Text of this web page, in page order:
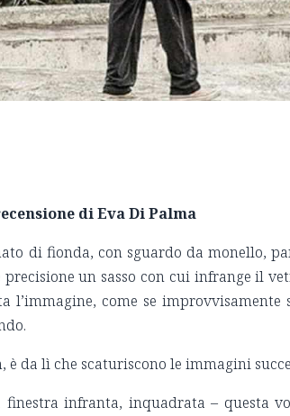
di Eva Di Palma
di fionda, con sguardo da monello,
un sasso con cui infrange il
l’immagine, come se
è da lì che scaturiscono le immagini
infranta, inquadrata – questa